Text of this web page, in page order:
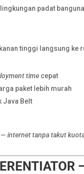
padat
tinggi langsung ke
time cepat
paket lebih murah
Belt
— internet tanpa takut